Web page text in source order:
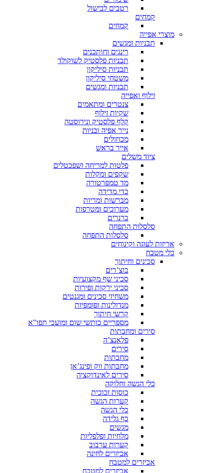
רטבים לבישול
קמחים
קמחים
מוצרי אפייה
תבניות ומגשים
רינגים וחותכנים
תבניות פלסטיק לשוקולד
תבניות סיליקון
משטחי סיליקון
תבניות ומגשים
זילוף ואפייה
צנטרים ומתאמים
שקיות זילוף
קלף פלסטיק ונירוסטה
נייר אפיה ובניות
מכחולים
אייר בראש
ציוד משלים
פלטות למריחה ושפכטלים
שקפים ומקלות
מד טמפרטורה
כדי מדידה
מברשות ומריות
מערוכים ומטרפות
ברנרים
סלסלות התפחה
סלסלות התפחה
אריזות לעוגה וקינוחים
כלי מטבח
סכינים וחיתוך
בוצ’רים
סכיני שף מקצועיות
סכיני ירקות ופירות
משחיזי סכינים ומגנטים
מנדולינות ופומפיות
קרשי חיתוך
מספריים כותשי שום ומועכי תפו"א
סירים ומחבתות
פלאנצ’ה
סירים
מחבתות
מחבתות ווק ופינג’אן
סירים לאינדוקציה
כלי הגשה וחלוקה
כוסות זכוכית
קערות הגשה
כלי הגשה
כף גלידה
מגשים
מלחיות ופלפליות
קערות ערבוב
אביזרים לחינה
אביזרים למטבח
אביזרים למטבח